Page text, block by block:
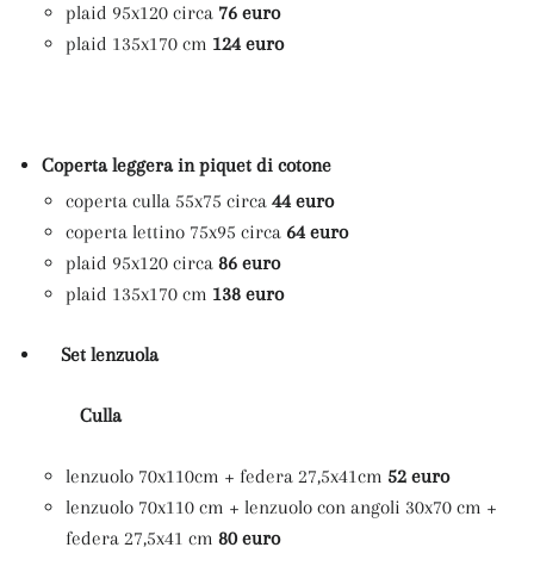
plaid 95x120 circa 76 euro
plaid 135x170 cm 124 euro
Coperta leggera in piquet di cotone
coperta culla 55x75 circa 44 euro
coperta lettino 75x95 circa 64 euro
plaid 95x120 circa 86 euro
plaid 135x170 cm 138 euro
Set lenzuola
Culla
lenzuolo 70x110cm + federa 27,5x41cm 52 euro
lenzuolo 70x110 cm + lenzuolo con angoli 30x70 cm +
federa 27,5x41 cm 80 euro